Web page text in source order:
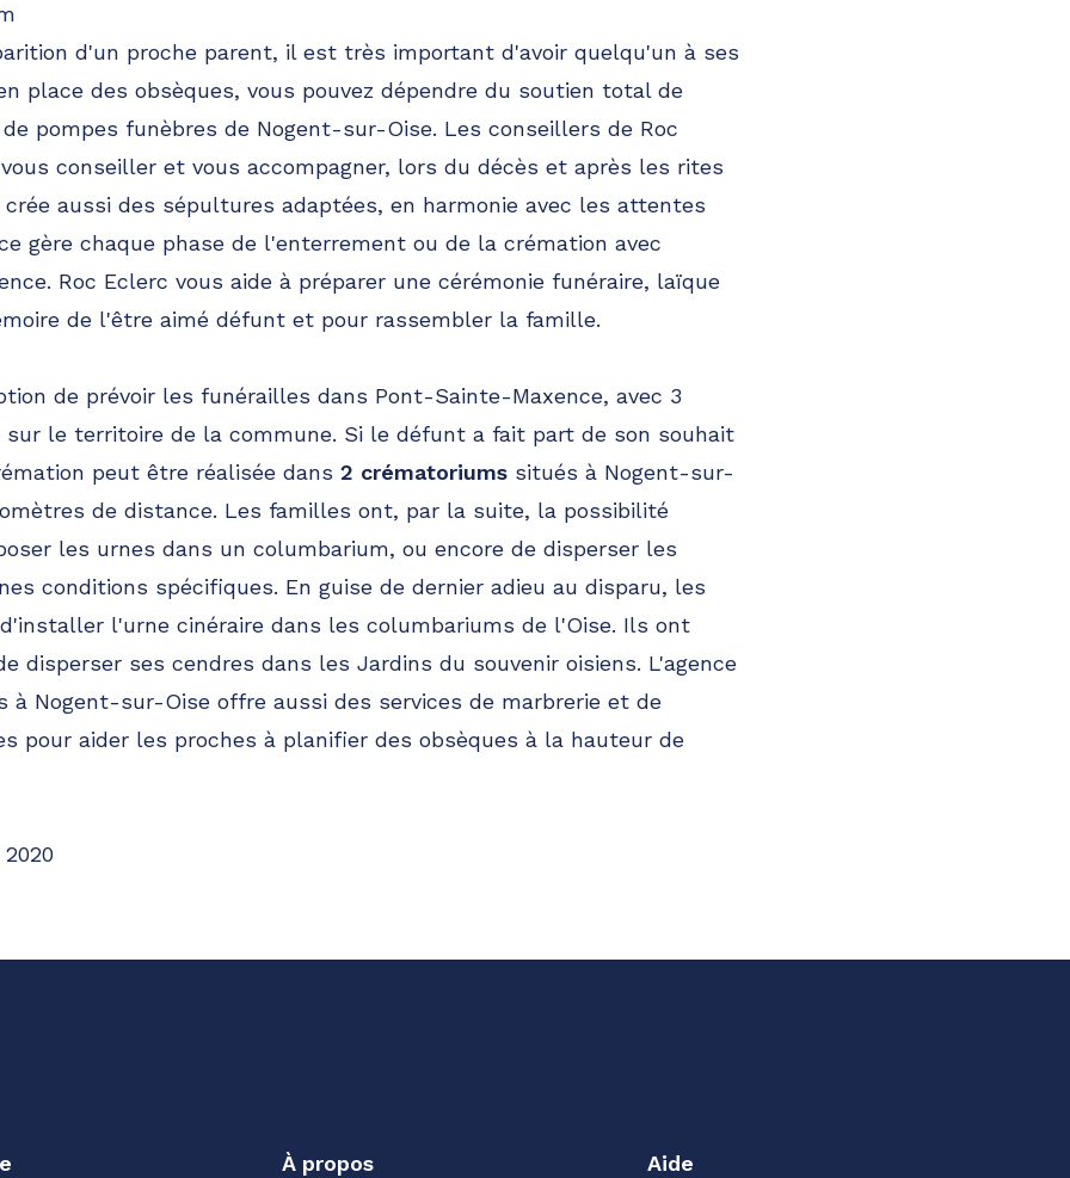
47.6km
d'un proche parent, il est très important d'avoir quelqu'un à ses
place des obsèques, vous pouvez dépendre du soutien total de
pompes funèbres de Nogent-sur-Oise. Les conseillers de Roc
conseiller et vous accompagner, lors du décès et après les rites
crée aussi des sépultures adaptées, en harmonie avec les attentes
gère chaque phase de l'enterrement ou de la crémation avec
Roc Eclerc vous aide à préparer une cérémonie funéraire, laïque
de l'être aimé défunt et pour rassembler la famille.
de prévoir les funérailles dans Pont-Sainte-Maxence, avec 3
le territoire de la commune. Si le défunt a fait part de son souhait
peut être réalisée dans 2 crématoriums situés à Nogent-sur-
de distance. Les familles ont, par la suite, la possibilité
les urnes dans un columbarium, ou encore de disperser les
conditions spécifiques. En guise de dernier adieu au disparu, les
l'urne cinéraire dans les columbariums de l'Oise. Ils ont
disperser ses cendres dans les Jardins du souvenir oisiens. L'agence
à Nogent-sur-Oise offre aussi des services de marbrerie et de
pour aider les proches à planifier des obsèques à la hauteur de
À propos Aide